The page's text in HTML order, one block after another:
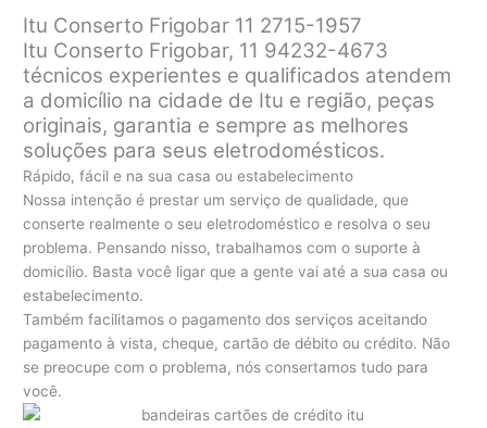
Itu Conserto Frigobar 11 2715-1957
Itu Conserto Frigobar, 11 94232-4673
técnicos experientes e qualificados atendem
a domicílio na cidade de Itu e região, peças
originais, garantia e sempre as melhores
soluções para seus eletrodomésticos.
Rápido, fácil e na sua casa ou estabelecimento
Nossa intenção é prestar um serviço de qualidade, que
conserte realmente o seu eletrodoméstico e resolva o seu
problema. Pensando nisso, trabalhamos com o suporte à
domicílio. Basta você ligar que a gente vai até a sua casa ou
estabelecimento.
Também facilitamos o pagamento dos serviços aceitando
pagamento à vista, cheque, cartão de débito ou crédito. Não
se preocupe com o problema, nós consertamos tudo para
você.